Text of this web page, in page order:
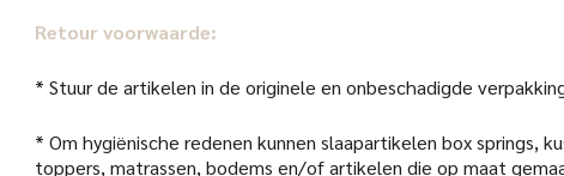
Retour voorwaarde:
* Stuur de artikelen in de originele en onbeschadigde
* Om hygiënische redenen kunnen slaapartikelen box springs,
toppers, matrassen, bodems en/of artikelen die op maat